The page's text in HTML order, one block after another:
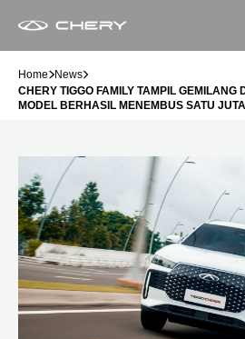
Home News
CHERY TIGGO FAMILY TAMPIL GEMILANG
MODEL BERHASIL MENEMBUS SATU